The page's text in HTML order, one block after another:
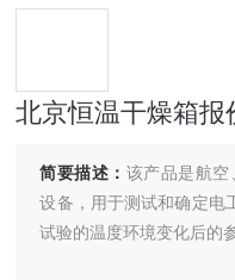
北京恒温干燥箱报
简要描述： 该产品是航空
设备，用于测试和确定电
试验的温度环境变化后的